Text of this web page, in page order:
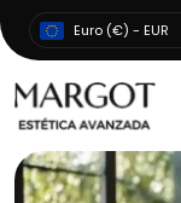
Euro (€) - EUR